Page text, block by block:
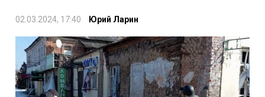
02.03.2024, 17:40 Юрий Ларин